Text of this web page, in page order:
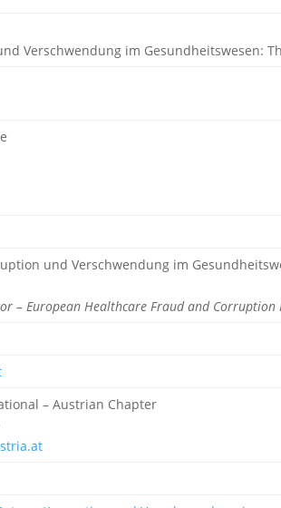
Verschwendung im Gesundheitswesen:
und Verschwendung im
– European Healthcare Fraud and Corruption
– Austrian Chapter